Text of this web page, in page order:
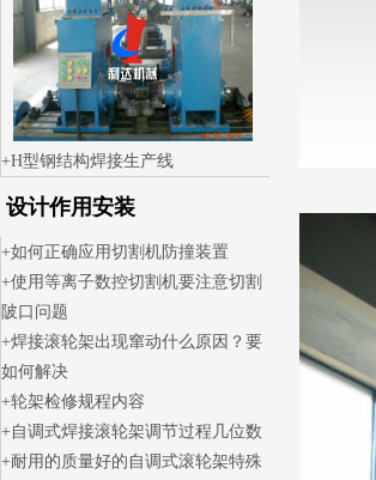
H型钢结构焊接生产线
设计作用安装
如何正确应用切割机防撞装置
使用等离子数控切割机要注意切割
陂口问题
焊接滚轮架出现窜动什么原因？要
如何解决
轮架检修规程内容
自调式焊接滚轮架调节过程几位数
耐用的质量好的自调式滚轮架特殊